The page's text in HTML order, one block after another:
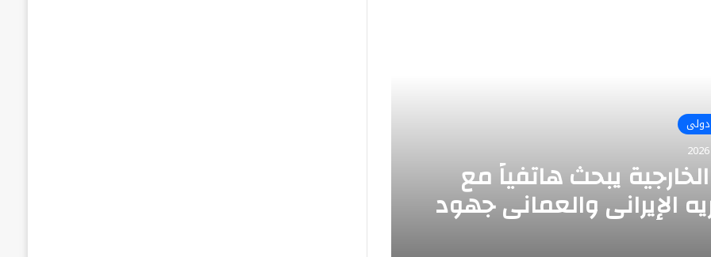
الخارجية يبحث هاتفياً مع
الإيراني والعماني جهود
التصعيد وضمان حرية